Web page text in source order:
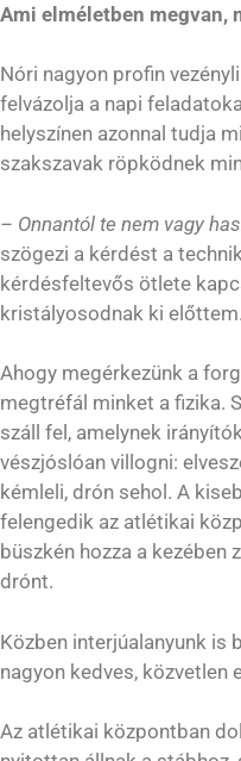
Ami elméletben megvan,
Nóri nagyon profin
felvázolja a napi
helyszínen azonnal tudja
szakszavak röpködnek
– Onnantól te nem vagy
szögezi a kérdést a
kérdésfeltevős ötlete
kristályosodnak ki előttem.
Ahogy megérkezünk a
megtréfál minket a fizika.
száll fel, amelynek
vészjóslóan villogni:
kémleli, drón sehol. A
felengedik az atlétikai
büszkén hozza a kezében
drónt.
Közben interjúalanyunk is
nagyon kedves, közvetlen
Az atlétikai központban